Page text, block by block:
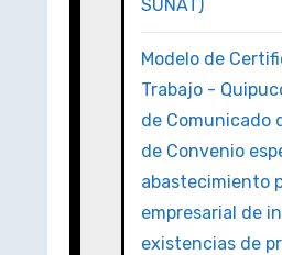
SUNAT)
Modelo de
Trabajo -
de Comunicado
de Convenio
abastecimiento
empresarial de
existencias de